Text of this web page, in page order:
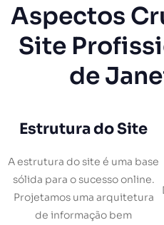
Aspectos
Site
de
Estrutura do Site
A estrutura do site é uma base
sólida para o sucesso online.
Projetamos uma arquitetura
de informação bem